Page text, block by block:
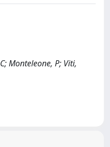
Monteleone, P; Viti,